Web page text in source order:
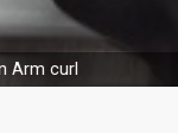
Arm curl